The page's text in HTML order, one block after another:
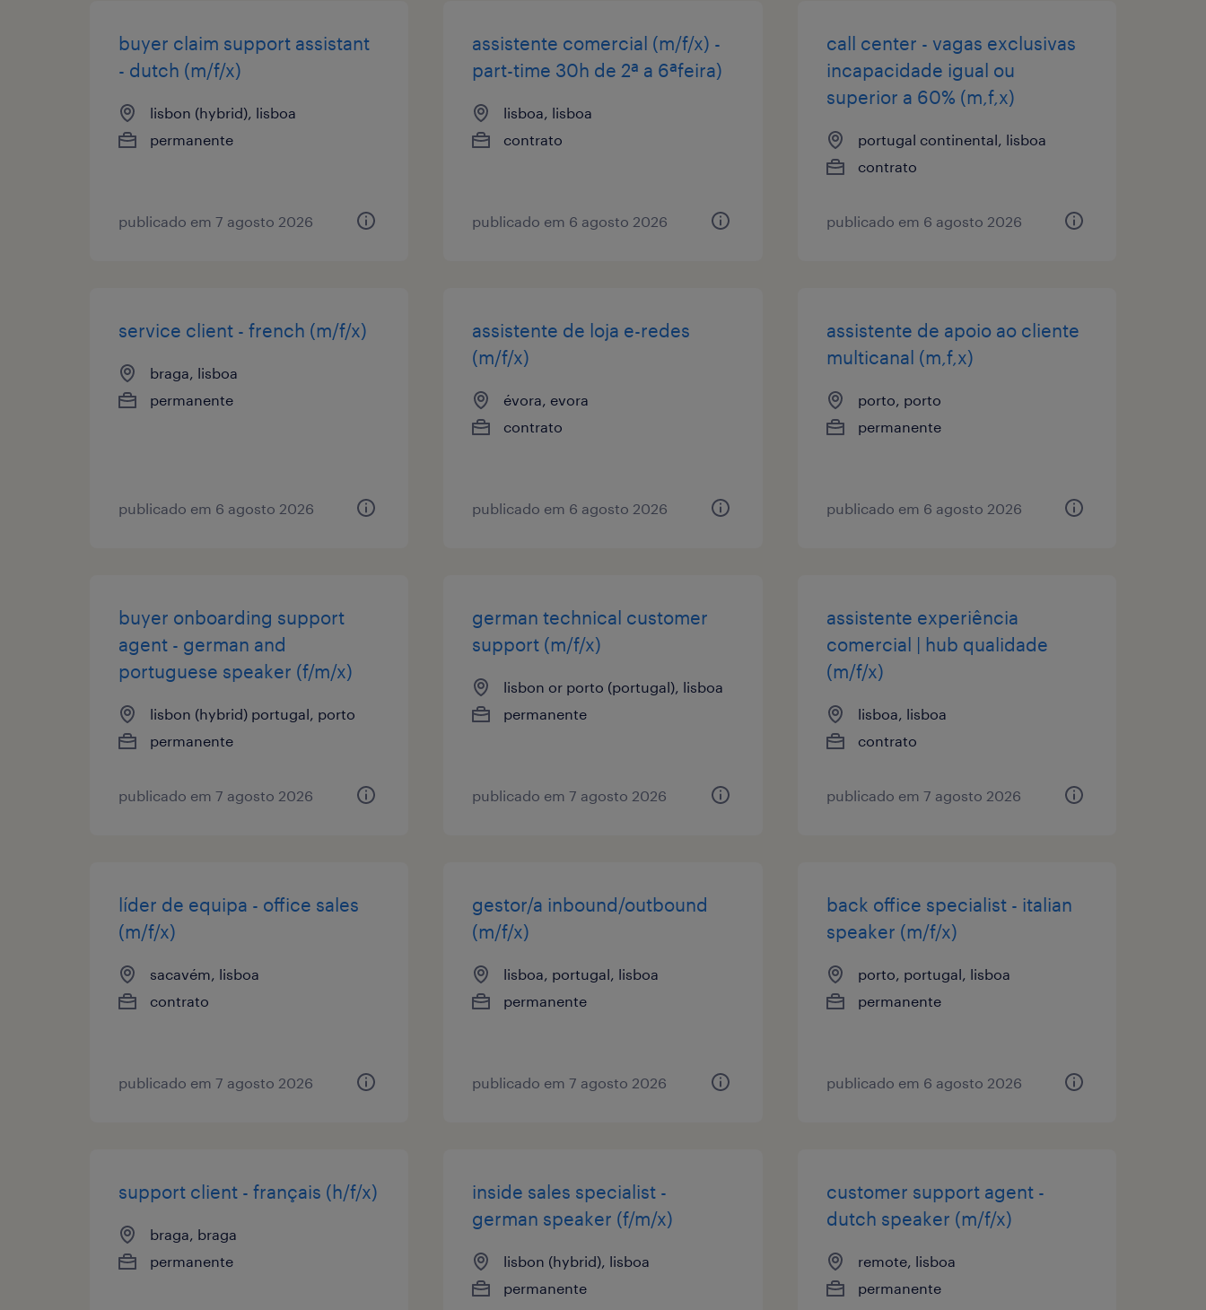
buyer claim support assistant
- dutch (m/f/x)
lisbon (hybrid), lisboa
permanente
publicado em 7 agosto 2026
assistente comercial (m/f/x) -
part-time 30h de 2ª a 6ªfeira)
lisboa, lisboa
contrato
publicado em 6 agosto 2026
call center - vagas exclusivas
incapacidade igual ou
superior a 60% (m,f,x)
portugal continental, lisboa
contrato
publicado em 6 agosto 2026
service client - french (m/f/x)
braga, lisboa
permanente
publicado em 6 agosto 2026
assistente de loja e-redes
(m/f/x)
évora, evora
contrato
publicado em 6 agosto 2026
assistente de apoio ao cliente
multicanal (m,f,x)
porto, porto
permanente
publicado em 6 agosto 2026
buyer onboarding support
agent - german and
portuguese speaker (f/m/x)
lisbon (hybrid) portugal, porto
permanente
publicado em 7 agosto 2026
german technical customer
support (m/f/x)
lisbon or porto (portugal), lisboa
permanente
publicado em 7 agosto 2026
assistente experiência
comercial | hub qualidade
(m/f/x)
lisboa, lisboa
contrato
publicado em 7 agosto 2026
líder de equipa - office sales
(m/f/x)
sacavém, lisboa
contrato
publicado em 7 agosto 2026
gestor/a inbound/outbound
(m/f/x)
lisboa, portugal, lisboa
permanente
publicado em 7 agosto 2026
back office specialist - italian
speaker (m/f/x)
porto, portugal, lisboa
permanente
publicado em 6 agosto 2026
support client - français (h/f/x)
braga, braga
permanente
inside sales specialist -
german speaker (f/m/x)
lisbon (hybrid), lisboa
permanente
customer support agent -
dutch speaker (m/f/x)
remote, lisboa
permanente